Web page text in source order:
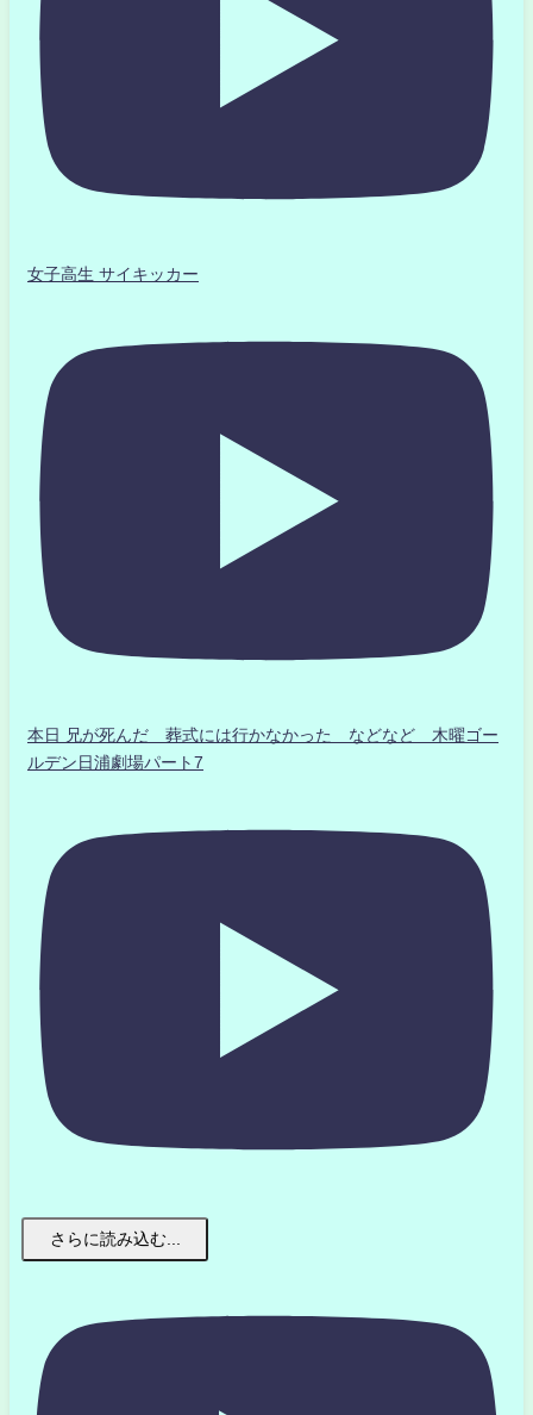
女子高生 サイキッカー
本日 兄が死んだ 葬式には行かなかった などなど 木曜ゴー
ルデン日浦劇場パート7
さらに読み込む...